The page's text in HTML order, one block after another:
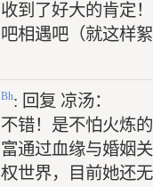
收到了好大的肯定
吧相遇吧（就这样
Bh: 回复 凉汤：
不错！是不怕火炼
富通过血缘与婚姻
权世界，目前她还